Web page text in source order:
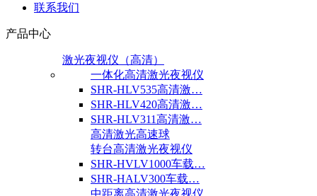
联系我们
产品中心
激光夜视仪（高清）
一体化高清激光夜视仪
SHR-HLV535高清激…
SHR-HLV420高清激…
SHR-HLV311高清激…
高清激光高速球
转台高清激光夜视仪
SHR-HVLV1000车载…
SHR-HALV300车载…
中距离高清激光夜视仪